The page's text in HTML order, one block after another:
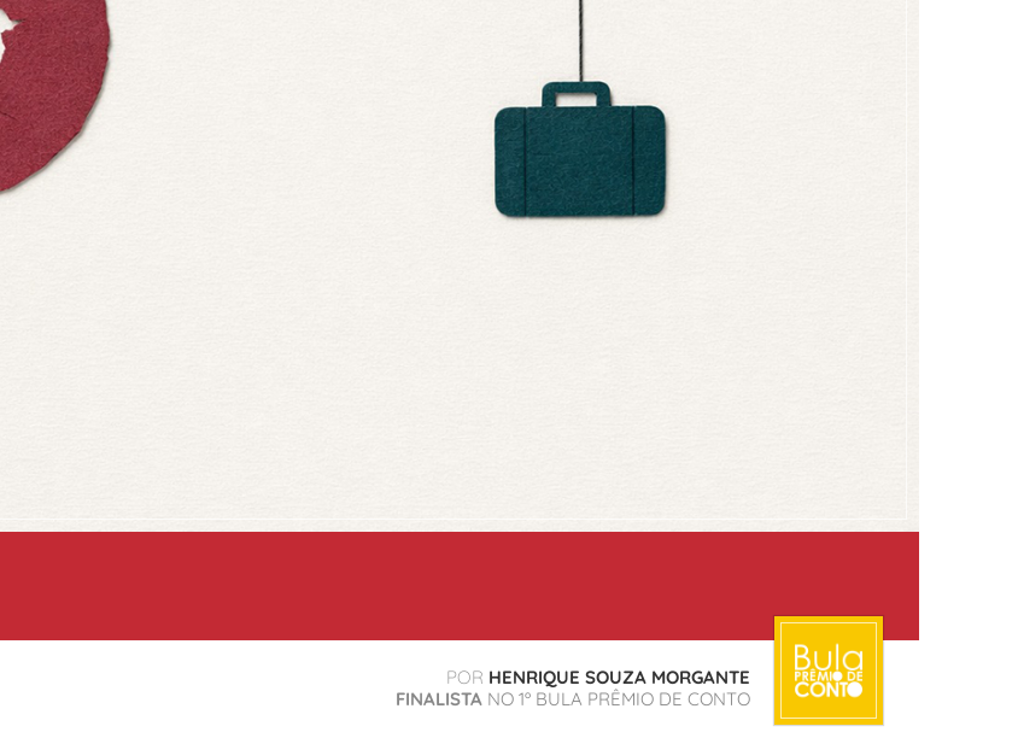
POR HENRIQUE SOUZA MORGANTE
FINALISTA NO 1º BULA PRÊMIO DE CONTO